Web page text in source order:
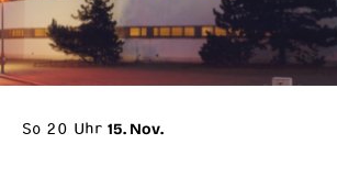
So 20 Uhr 15. Nov.